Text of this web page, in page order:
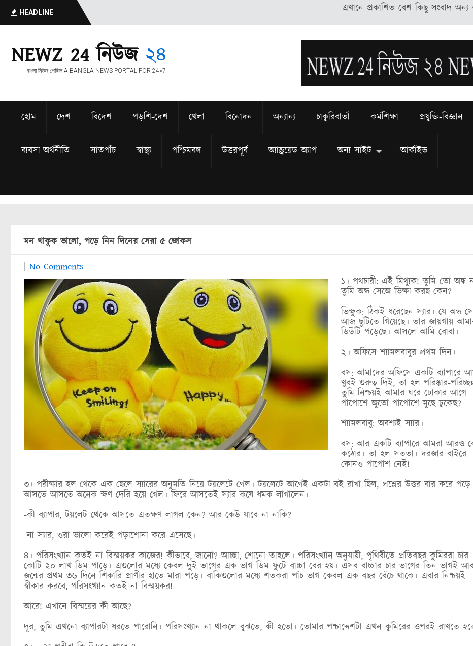
HEADLINE এখানে প্রকাশিত বেশ কিছু সংবাদ অন্য ভাষা
NEWZ 24 নিউজ ২৪
বাংলা নিউজ পোর্টাল A BANGLA NEWS PORTAL FOR 24×7
হোম দেশ বিদেশ পড়শি-দেশ খেলা বিনোদন অন্যান্য চাকুরিবার্তা কর্মশিক্ষা প্রযুক্তি-বিজ্ঞান
ব্যবসা-অর্থনীতি সাতপাঁচ স্বাস্থ্য পশ্চিমবঙ্গ উত্তরপূর্ব অ্যান্ড্রয়েড অ্যাপ অন্য সাইট আর্কাইভ
মন থাকুক ভালো, পড়ে নিন দিনের সেরা ৫ জোকস
No Comments
১। পথচারী: এই মিথ্যুক! তুমি তো অন্ধ
তুমি অন্ধ সেজে ভিক্ষা করছ কেন?
ভিক্ষুক: ঠিকই ধরেছেন স্যার। যে অন্ধ সে
আজ ছুটিতে গিয়েছে। তার জায়গায়
ডিউটি পড়েছে। আসলে আমি বোবা।
২। অফিসে শ্যামলবাবুর প্রথম দিন।
বস: আমাদের অফিসে একটি ব্যাপারে
খুবই গুরুত্ব দিই, তা হল পরিষ্কার-
তুমি নিশ্চয়ই আমার ঘরে ঢোকার আগে
পাপোশে জুতো পাপোশে মুছে ঢুকেছ?
শ্যামলবাবু: অবশ্যই স্যার।
বস: আর একটি ব্যাপারে আমরা আরও
কঠোর। তা হল সততা। দরজার বাইরে
কোনও পাপোশ নেই!
৩। পরীক্ষার হল থেকে এক ছেলে স্যারের অনুমতি নিয়ে টয়লেটে গেল। টয়লেটে আগেই একটা বই রাখা ছিল, প্রশ্নের উত্তর বার করে পড়ে
আসতে আসতে অনেক ক্ষণ দেরি হয়ে গেল। ফিরে আসতেই স্যার কষে ধমক লাগালেন।
-কী ব্যাপার, টয়লেট থেকে আসতে এতক্ষণ লাগল কেন? আর কেউ যাবে না নাকি?
-না স্যার, ওরা ভালো করেই পড়াশোনা করে এসেছে।
৪। পরিসংখ্যান কতই না বিস্ময়কর কাজের! কীভাবে, জানো? আচ্ছা, শোনো তাহলে। পরিসংখ্যান অনুযায়ী, পৃথিবীতে প্রতিবছর কুমিররা চার
কোটি ২০ লাখ ডিম পাড়ে। এগুলোর মধ্যে কেবল দুই ভাগের এক ভাগ ডিম ফুটে বাচ্চা বের হয়। এসব বাচ্চার চার ভাগের তিন ভাগই
জন্মের প্রথম ৩৬ দিনে শিকারি প্রাণীর হাতে মারা পড়ে। বাকিগুলোর মধ্যে শতকরা পাঁচ ভাগ কেবল এক বছর বেঁচে থাকে। এবার নিশ্চয়ই
স্বীকার করবে, পরিসংখ্যান কতই না বিস্ময়কর!
আরে! এখানে বিস্ময়ের কী আছে?
দূর, তুমি এখনো ব্যাপারটা ধরতে পারোনি। পরিসংখ্যান না থাকলে বুঝতে, কী হতো। তোমার পশ্চাদ্দেশটা এখন কুমিরের ওপরই রাখতে